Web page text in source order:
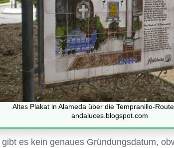
Altes Plakat in Alameda über die Tempranillo-
andaluces.blogspot.com
gibt es kein genaues Gründungsdatum,